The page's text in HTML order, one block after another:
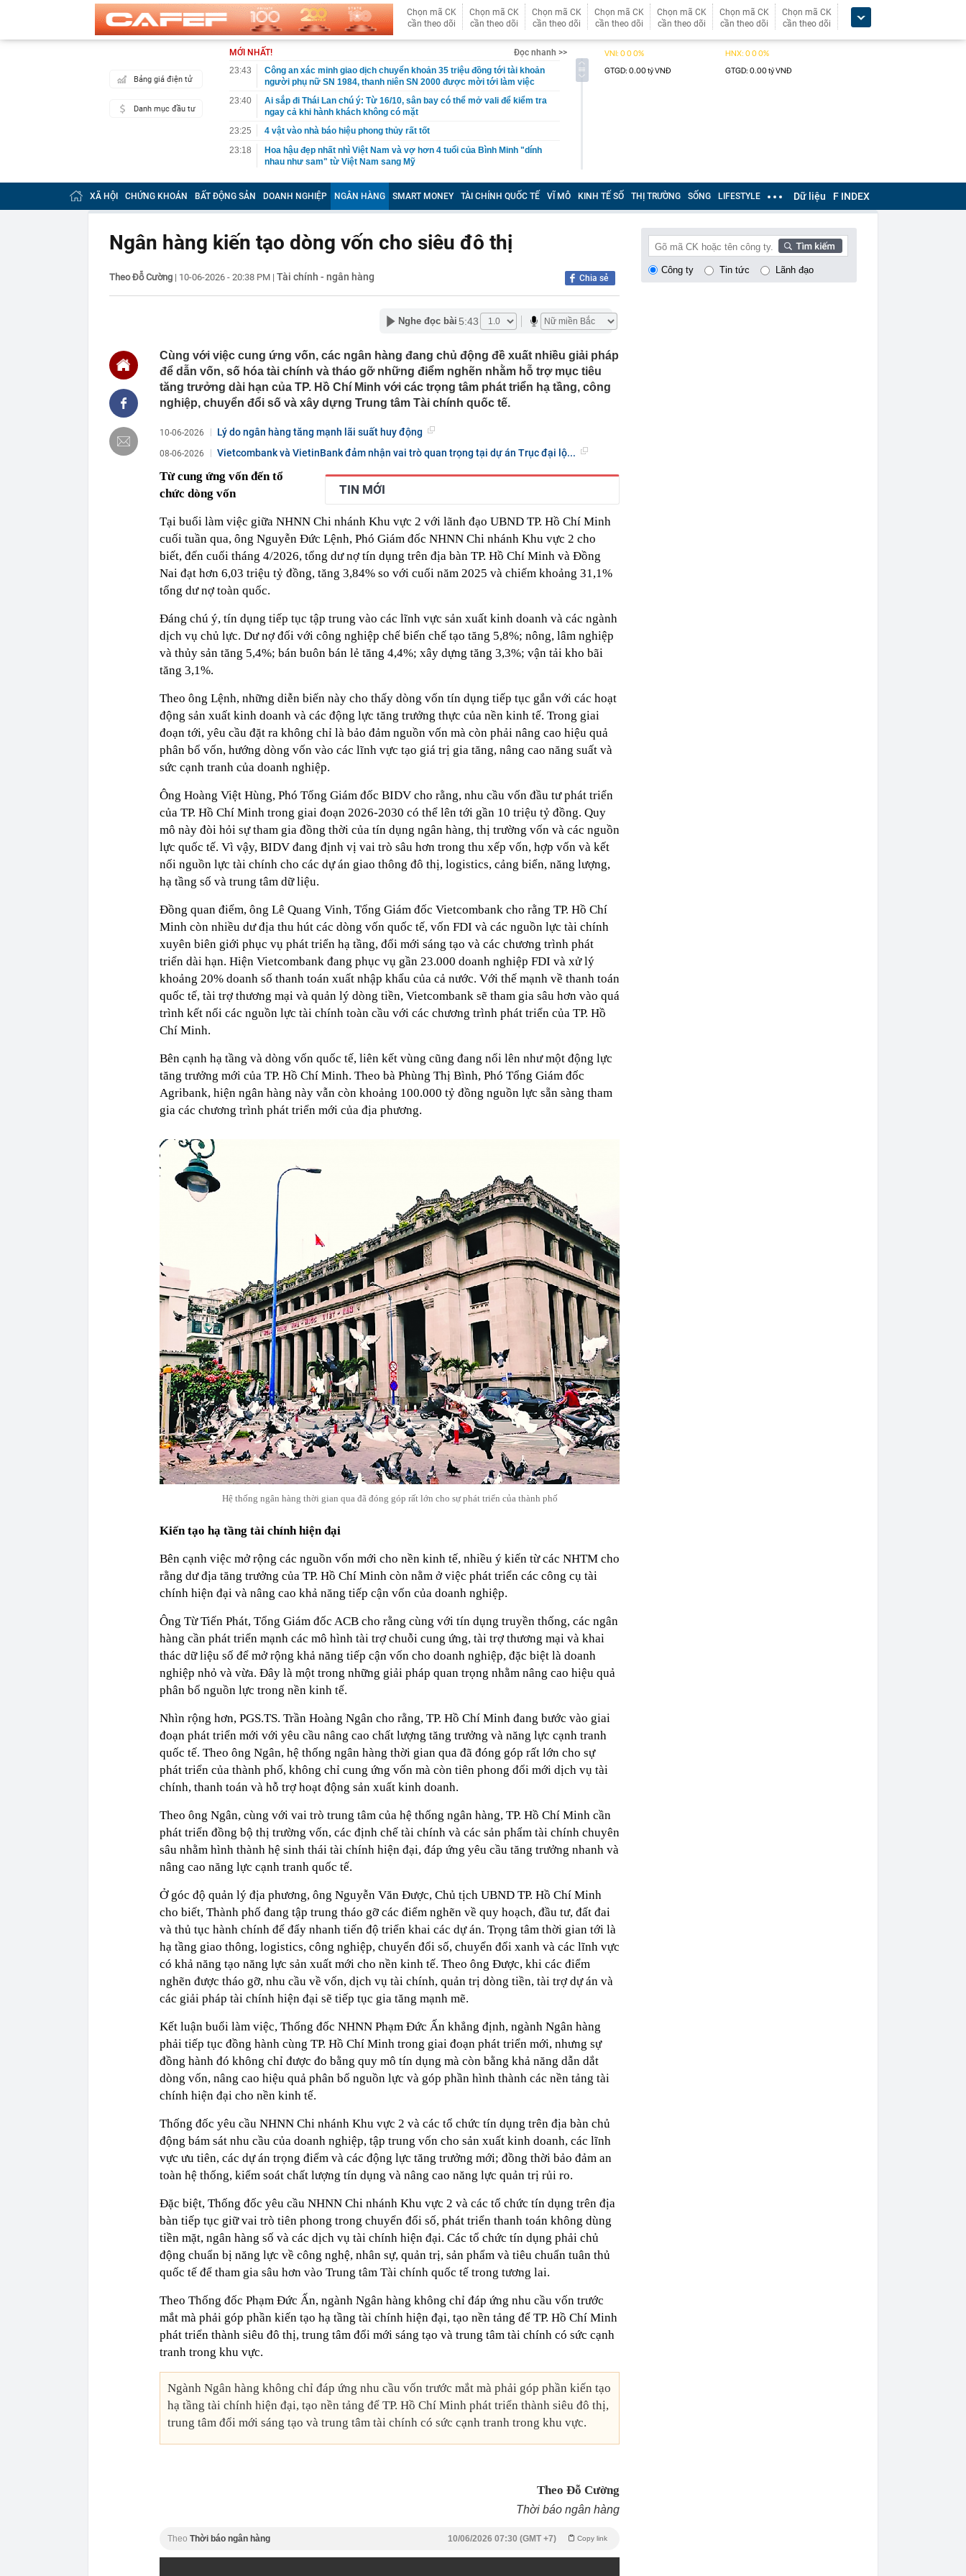
Chọn mã CK
cần theo dõi
Chọn mã CK
cần theo dõi
Chọn mã CK
cần theo dõi
Chọn mã CK
cần theo dõi
Chọn mã CK
cần theo dõi
Chọn mã CK
cần theo dõi
Chọn mã CK
cần theo dõi
Bảng giá điện tử
Danh mục đầu tư
MỚI NHẤT!
Đọc nhanh >>
23:43
Công an xác minh giao dịch chuyển khoản 35 triệu đồng tới tài khoản
người phụ nữ SN 1984, thanh niên SN 2000 được mời tới làm việc
23:40
Ai sắp đi Thái Lan chú ý: Từ 16/10, sân bay có thể mở vali để kiểm tra
ngay cả khi hành khách không có mặt
23:25
4 vật vào nhà báo hiệu phong thủy rất tốt
23:18
Hoa hậu đẹp nhất nhì Việt Nam và vợ hơn 4 tuổi của Bình Minh "dính
nhau như sam" từ Việt Nam sang Mỹ
23:10
Chất lỏng đen liên tục trồi lên từ nền nhà, gia chủ gọi người kiểm tra rồi
cả khu phố phải sơ tán
23:01
Nam diễn viên 700 tỷ giờ bán cà phê ở phường Hoà Hưng (TP.HCM),
22:59
Bật điều hòa ngủ, người phụ nữ sốt cao liên tục, phổi tổn thương hơn
một nửa: Bác sĩ cảnh báo mối nguy ít ai ngờ ngay trong nhà
Quang Hùng MasterD cảnh báo nóng, tuyên bố hành động pháp lý
nhà đài đút túi 3 tỷ mỗi tập
22:30
Nghiên cứu thí điểm làn vượt xe ở cao tốc Hà Nội - Hải Phòng, Cầu Giẽ
- Cao Bồ
22:22
Cưỡng chế 6 nhà đất công 'chây ì' bàn giao mặt bằng
ông khiến cả công ty vệ sinh phải mất 2 ngày tìm lại
22:17
Vì sao chưa thu hồi được hơn 15 tỉ đồng tiền cọc đấu giá đất tại Gia
22:16
Giá vàng mới nhất tại Mi Hồng, Bảo Tín Mạnh Hải, DOJI, SJC, PNJ,…
22:15
22:15
Mỹ nhân người miền Tây là tiểu thư nhưng gia đình phá sản, được
chàng trai kém 4 tuổi mang 20 cây vàng hỏi cưới
22:10
Chữ “NAPAS” trên thẻ ngân hàng nghĩa là gì?
22:08
Người phụ nữ nhận được 97 triệu đồng tiền chuyển khoản nhầm liền
chuyển trả lại, 30 ngày sau được công an thông báo: “Chị đang nợ tiền
XÃ HỘI CHỨNG KHOÁN BẤT ĐỘNG SẢN DOANH NGHIỆP NGÂN HÀNG SMART MONEY TÀI CHÍNH QUỐC TẾ VĨ MÔ KINH TẾ SỐ THỊ TRƯỜNG SỐNG LIFESTYLE Dữ liệu F INDEX
Ngân hàng kiến tạo dòng vốn cho siêu đô thị
Theo Đỗ Cường | 10-06-2026 - 20:38 PM | Tài chính - ngân hàng Chia sẻ
Nghe đọc bài 5:43
Cùng với việc cung ứng vốn, các ngân hàng đang chủ động đề xuất nhiều giải pháp
để dẫn vốn, số hóa tài chính và tháo gỡ những điểm nghẽn nhằm hỗ trợ mục tiêu
tăng trưởng dài hạn của TP. Hồ Chí Minh với các trọng tâm phát triển hạ tầng, công
nghiệp, chuyển đổi số và xây dựng Trung tâm Tài chính quốc tế.
10-06-2026 Lý do ngân hàng tăng mạnh lãi suất huy động
08-06-2026 Vietcombank và VietinBank đảm nhận vai trò quan trọng tại dự án Trục đại lộ...
TIN MỚI
Từ cung ứng vốn đến tổ
chức dòng vốn
Tại buổi làm việc giữa NHNN Chi nhánh Khu vực 2 với lãnh đạo UBND TP. Hồ Chí Minh
cuối tuần qua, ông Nguyễn Đức Lệnh, Phó Giám đốc NHNN Chi nhánh Khu vực 2 cho
biết, đến cuối tháng 4/2026, tổng dư nợ tín dụng trên địa bàn TP. Hồ Chí Minh và Đồng
Nai đạt hơn 6,03 triệu tỷ đồng, tăng 3,84% so với cuối năm 2025 và chiếm khoảng 31,1%
tổng dư nợ toàn quốc.
Đáng chú ý, tín dụng tiếp tục tập trung vào các lĩnh vực sản xuất kinh doanh và các ngành
dịch vụ chủ lực. Dư nợ đối với công nghiệp chế biến chế tạo tăng 5,8%; nông, lâm nghiệp
và thủy sản tăng 5,4%; bán buôn bán lẻ tăng 4,4%; xây dựng tăng 3,3%; vận tải kho bãi
tăng 3,1%.
Theo ông Lệnh, những diễn biến này cho thấy dòng vốn tín dụng tiếp tục gắn với các hoạt
động sản xuất kinh doanh và các động lực tăng trưởng thực của nền kinh tế. Trong giai
đoạn tới, yêu cầu đặt ra không chỉ là bảo đảm nguồn vốn mà còn phải nâng cao hiệu quả
phân bổ vốn, hướng dòng vốn vào các lĩnh vực tạo giá trị gia tăng, nâng cao năng suất và
sức cạnh tranh của doanh nghiệp.
Ông Hoàng Việt Hùng, Phó Tổng Giám đốc BIDV cho rằng, nhu cầu vốn đầu tư phát triển
của TP. Hồ Chí Minh trong giai đoạn 2026-2030 có thể lên tới gần 10 triệu tỷ đồng. Quy
mô này đòi hỏi sự tham gia đồng thời của tín dụng ngân hàng, thị trường vốn và các nguồn
lực quốc tế. Vì vậy, BIDV đang định vị vai trò sâu hơn trong thu xếp vốn, hợp vốn và kết
nối nguồn lực tài chính cho các dự án giao thông đô thị, logistics, cảng biển, năng lượng,
hạ tầng số và trung tâm dữ liệu.
Đồng quan điểm, ông Lê Quang Vinh, Tổng Giám đốc Vietcombank cho rằng TP. Hồ Chí
Minh còn nhiều dư địa thu hút các dòng vốn quốc tế, vốn FDI và các nguồn lực tài chính
xuyên biên giới phục vụ phát triển hạ tầng, đổi mới sáng tạo và các chương trình phát
triển dài hạn. Hiện Vietcombank đang phục vụ gần 23.000 doanh nghiệp FDI và xử lý
khoảng 20% doanh số thanh toán xuất nhập khẩu của cả nước. Với thế mạnh về thanh toán
quốc tế, tài trợ thương mại và quản lý dòng tiền, Vietcombank sẽ tham gia sâu hơn vào quá
trình kết nối các nguồn lực tài chính toàn cầu với các chương trình phát triển của TP. Hồ
Chí Minh.
Bên cạnh hạ tầng và dòng vốn quốc tế, liên kết vùng cũng đang nổi lên như một động lực
tăng trưởng mới của TP. Hồ Chí Minh. Theo bà Phùng Thị Bình, Phó Tổng Giám đốc
Agribank, hiện ngân hàng này vẫn còn khoảng 100.000 tỷ đồng nguồn lực sẵn sàng tham
gia các chương trình phát triển mới của địa phương.
Hệ thống ngân hàng thời gian qua đã đóng góp rất lớn cho sự phát triển của thành phố
Kiến tạo hạ tầng tài chính hiện đại
Bên cạnh việc mở rộng các nguồn vốn mới cho nền kinh tế, nhiều ý kiến từ các NHTM cho
rằng dư địa tăng trưởng của TP. Hồ Chí Minh còn nằm ở việc phát triển các công cụ tài
chính hiện đại và nâng cao khả năng tiếp cận vốn của doanh nghiệp.
Ông Từ Tiến Phát, Tổng Giám đốc ACB cho rằng cùng với tín dụng truyền thống, các ngân
hàng cần phát triển mạnh các mô hình tài trợ chuỗi cung ứng, tài trợ thương mại và khai
thác dữ liệu số để mở rộng khả năng tiếp cận vốn cho doanh nghiệp, đặc biệt là doanh
nghiệp nhỏ và vừa. Đây là một trong những giải pháp quan trọng nhằm nâng cao hiệu quả
phân bổ nguồn lực trong nền kinh tế.
Nhìn rộng hơn, PGS.TS. Trần Hoàng Ngân cho rằng, TP. Hồ Chí Minh đang bước vào giai
đoạn phát triển mới với yêu cầu nâng cao chất lượng tăng trưởng và năng lực cạnh tranh
quốc tế. Theo ông Ngân, hệ thống ngân hàng thời gian qua đã đóng góp rất lớn cho sự
phát triển của thành phố, không chỉ cung ứng vốn mà còn tiên phong đổi mới dịch vụ tài
chính, thanh toán và hỗ trợ hoạt động sản xuất kinh doanh.
Theo ông Ngân, cùng với vai trò trung tâm của hệ thống ngân hàng, TP. Hồ Chí Minh cần
phát triển đồng bộ thị trường vốn, các định chế tài chính và các sản phẩm tài chính chuyên
sâu nhằm hình thành hệ sinh thái tài chính hiện đại, đáp ứng yêu cầu tăng trưởng nhanh và
nâng cao năng lực cạnh tranh quốc tế.
Ở góc độ quản lý địa phương, ông Nguyễn Văn Được, Chủ tịch UBND TP. Hồ Chí Minh
cho biết, Thành phố đang tập trung tháo gỡ các điểm nghẽn về quy hoạch, đầu tư, đất đai
và thủ tục hành chính để đẩy nhanh tiến độ triển khai các dự án. Trọng tâm thời gian tới là
hạ tầng giao thông, logistics, công nghiệp, chuyển đổi số, chuyển đổi xanh và các lĩnh vực
có khả năng tạo năng lực sản xuất mới cho nền kinh tế. Theo ông Được, khi các điểm
nghẽn được tháo gỡ, nhu cầu về vốn, dịch vụ tài chính, quản trị dòng tiền, tài trợ dự án và
các giải pháp tài chính hiện đại sẽ tiếp tục gia tăng mạnh mẽ.
Kết luận buổi làm việc, Thống đốc NHNN Phạm Đức Ấn khẳng định, ngành Ngân hàng
phải tiếp tục đồng hành cùng TP. Hồ Chí Minh trong giai đoạn phát triển mới, nhưng sự
đồng hành đó không chỉ được đo bằng quy mô tín dụng mà còn bằng khả năng dẫn dắt
dòng vốn, nâng cao hiệu quả phân bổ nguồn lực và góp phần hình thành các nền tảng tài
chính hiện đại cho nền kinh tế.
Thống đốc yêu cầu NHNN Chi nhánh Khu vực 2 và các tổ chức tín dụng trên địa bàn chủ
động bám sát nhu cầu của doanh nghiệp, tập trung vốn cho sản xuất kinh doanh, các lĩnh
vực ưu tiên, các dự án trọng điểm và các động lực tăng trưởng mới; đồng thời bảo đảm an
toàn hệ thống, kiểm soát chất lượng tín dụng và nâng cao năng lực quản trị rủi ro.
Đặc biệt, Thống đốc yêu cầu NHNN Chi nhánh Khu vực 2 và các tổ chức tín dụng trên địa
bàn tiếp tục giữ vai trò tiên phong trong chuyển đổi số, phát triển thanh toán không dùng
tiền mặt, ngân hàng số và các dịch vụ tài chính hiện đại. Các tổ chức tín dụng phải chủ
động chuẩn bị năng lực về công nghệ, nhân sự, quản trị, sản phẩm và tiêu chuẩn tuân thủ
quốc tế để tham gia sâu hơn vào Trung tâm Tài chính quốc tế trong tương lai.
Theo Thống đốc Phạm Đức Ấn, ngành Ngân hàng không chỉ đáp ứng nhu cầu vốn trước
mắt mà phải góp phần kiến tạo hạ tầng tài chính hiện đại, tạo nền tảng để TP. Hồ Chí Minh
phát triển thành siêu đô thị, trung tâm đổi mới sáng tạo và trung tâm tài chính có sức cạnh
tranh trong khu vực.
Ngành Ngân hàng không chỉ đáp ứng nhu cầu vốn trước mắt mà phải góp phần kiến tạo
hạ tầng tài chính hiện đại, tạo nền tảng để TP. Hồ Chí Minh phát triển thành siêu đô thị,
trung tâm đổi mới sáng tạo và trung tâm tài chính có sức cạnh tranh trong khu vực.
Theo Đỗ Cường
Thời báo ngân hàng
Theo Thời báo ngân hàng Copy link
10/06/2026 07:30 (GMT +7)
Công ty Tin tức Lãnh đạo